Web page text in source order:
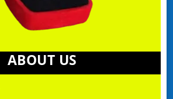
ABOUT US